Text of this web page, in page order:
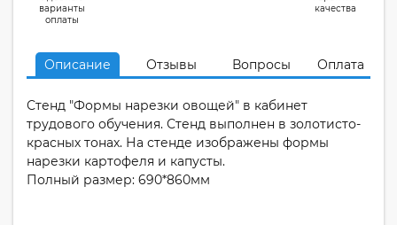
варианты
оплаты
качества
Описание Отзывы Вопросы Оплата
Стенд "Формы нарезки овощей" в кабинет
трудового обучения. Стенд выполнен в золотисто-
красных тонах. На стенде изображены формы
нарезки картофеля и капусты.
Полный размер: 690*860мм